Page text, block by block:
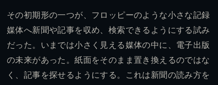
その初期形の一つが、フロッピーのような小さな記録
媒体へ新聞や記事を収め、検索できるようにする試み
だった。いまでは小さく見える媒体の中に、電子出版
の未来があった。紙面をそのまま置き換えるのではな
く、記事を探せるようにする。これは新聞の読み方を